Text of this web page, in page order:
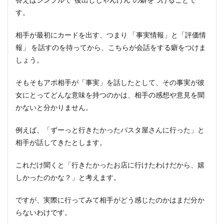
す。
相手が最初にカードを出す、つまり 「事実情報」と「評価情
報」 を話すのを待ってから、こちらが会話をする癖をつけま
しょう。
そもそもアポ相手が「事実」を話したとして、その事実が彼
女にとってどんな意味を持つのかは、相手の感想や意見を聞
かないと分かりません。
例えば、「ずーっと行きたかったパスタ屋さんに行った」と
相手が話してきたとします。
これだけ聞くと「行きたかったお店に行けたわけだから、嬉
しかったのかな？」と考えます。
ですが、実際に行ってみて相手がどう感じたのかはまだ分か
らないわけです。